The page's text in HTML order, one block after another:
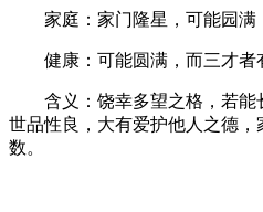
家庭：家门隆星，可能园满
健康：可能圆满，而三才者
含义：饶幸多望之格，若能
世品性良，大有爱护他人之德
数。